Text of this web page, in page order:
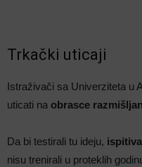
Trkački uticaji
Istraživači sa Univerziteta u
uticati na obrasce
Da bi testirali tu ideju,
nisu trenirali u proteklih